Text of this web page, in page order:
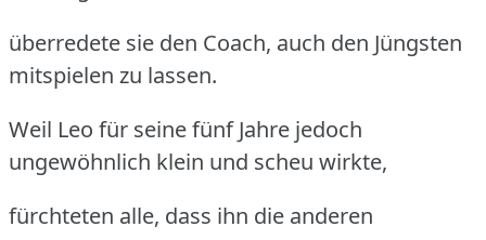
überredete sie den Coach, auch den Jüngsten
mitspielen zu lassen.
Weil Leo für seine fünf Jahre jedoch
ungewöhnlich klein und scheu wirkte,
fürchteten alle, dass ihn die anderen